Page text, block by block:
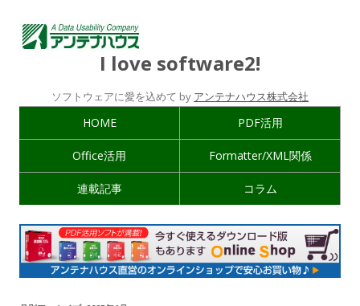
I love software2!
ソフトウェアに愛を込めて by アンテナハウス株式会社
HOME PDF活用
Office活用 Formatter/XML関係
連載記事 コラム